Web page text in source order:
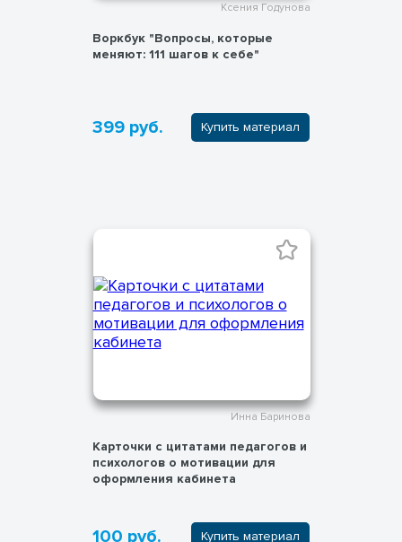
Ксения Годунова
Воркбук "Вопросы, которые
меняют: 111 шагов к себе"
399 руб. Купить материал
Инна Баринова
Карточки с цитатами педагогов и
психологов о мотивации для
оформления кабинета
100 руб. Купить материал